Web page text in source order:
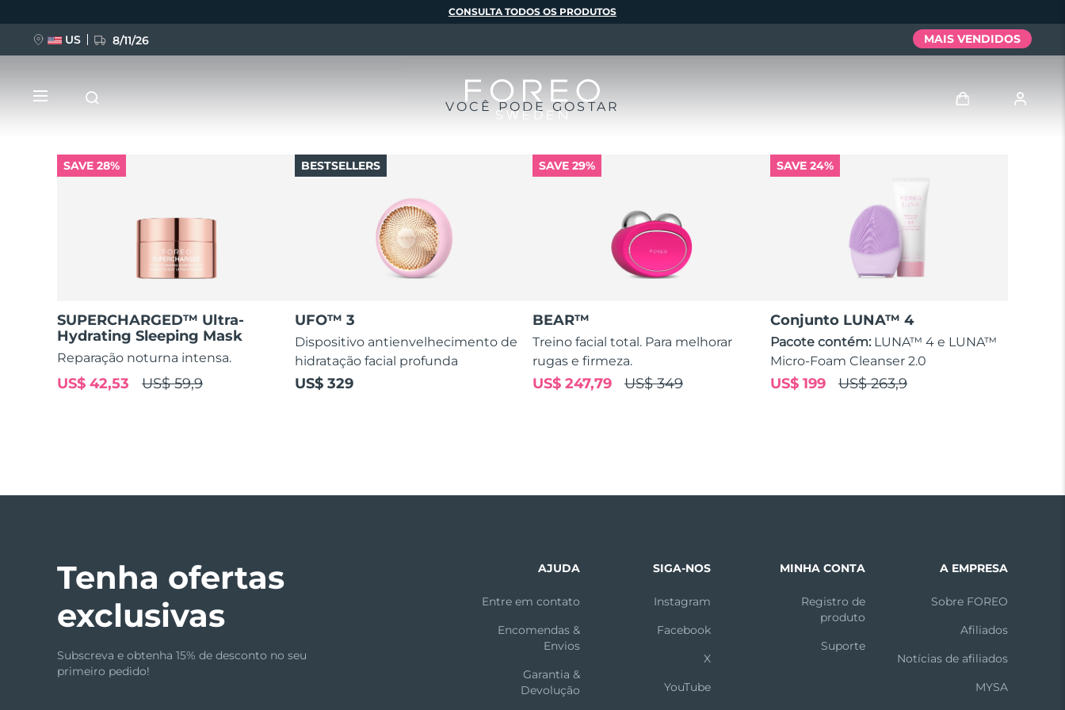
VOCÊ PODE GOSTAR
SAVE 28%
SUPERCHARGED™ Ultra-
Hydrating Sleeping Mask
Reparação noturna intensa.
US$ 59,9
US$ 42,53
UFO™ 3
Dispositivo antienvelhecimento de
hidratação facial profunda
US$ 329
BESTSELLERS SAVE 29%
BEAR™
Treino facial total. Para melhorar
rugas e firmeza.
US$ 349
US$ 247,79
SAVE 24%
Conjunto LUNA™ 4
Pacote contém: LUNA™ 4 e LUNA™
Micro-Foam Cleanser 2.0
US$ 263,9
US$ 199
CONSULTA TODOS OS PRODUTOS
US 8/11/26 MAIS VENDIDOS
As minhas subscrições
FAQ™ Pure Beauty-Tech Elixir
FAQ™ Dual LED Panel
Tenha ofertas
exclusivas
Subscreva e obtenha 15% de desconto no seu
primeiro pedido!
AJUDA
Entre em contato
Encomendas &
Envios
Garantia &
Devolução
SIGA-NOS
Instagram
Facebook
X
YouTube
MINHA CONTA
Registro de
produto
Suporte
A EMPRESA
Sobre FOREO
Afiliados
Notícias de afiliados
MYSA